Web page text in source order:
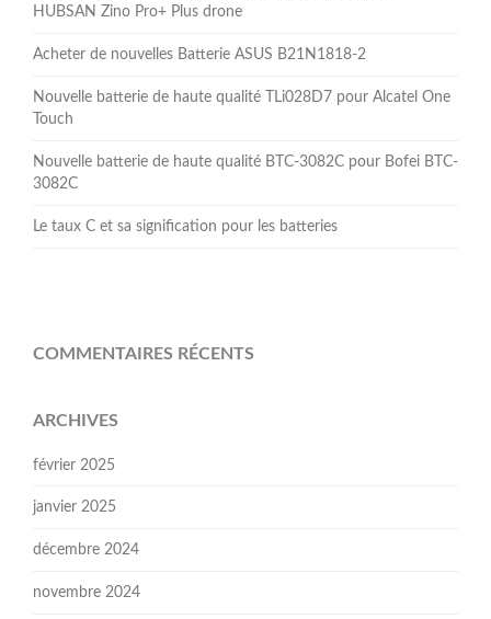
HUBSAN Zino Pro+ Plus drone
Acheter de nouvelles Batterie ASUS B21N1818-2
Nouvelle batterie de haute qualité TLi028D7 pour Alcatel One
Touch
Nouvelle batterie de haute qualité BTC-3082C pour Bofei BTC-
3082C
Le taux C et sa signification pour les batteries
COMMENTAIRES RÉCENTS
ARCHIVES
février 2025
janvier 2025
décembre 2024
novembre 2024